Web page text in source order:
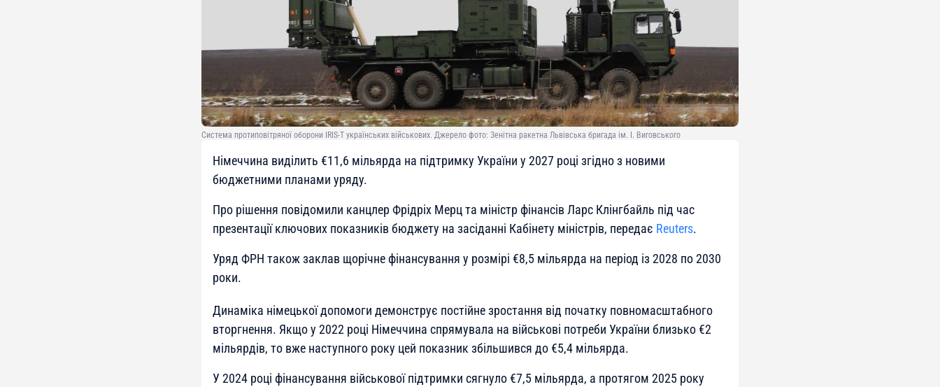
Система протиповітряної оборони IRIS-T українських військових. Джерело фото: Зенітна ракетна Львівська бригада ім. І. Виговського
Німеччина виділить €11,6 мільярда на підтримку України у 2027 році згідно з новими
бюджетними планами уряду.
Про рішення повідомили канцлер Фрідріх Мерц та міністр фінансів Ларс Клінгбайль під час
презентації ключових показників бюджету на засіданні Кабінету міністрів, передає Reuters.
Уряд ФРН також заклав щорічне фінансування у розмірі €8,5 мільярда на період із 2028 по 2030
роки.
Динаміка німецької допомоги демонструє постійне зростання від початку повномасштабного
вторгнення. Якщо у 2022 році Німеччина спрямувала на військові потреби України близько €2
мільярдів, то вже наступного року цей показник збільшився до €5,4 мільярда.
У 2024 році фінансування військової підтримки сягнуло €7,5 мільярда, а протягом 2025 року